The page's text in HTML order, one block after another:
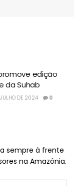
edição
da Suhab
DE 2024 0
sempre à frente
na Amazônia.